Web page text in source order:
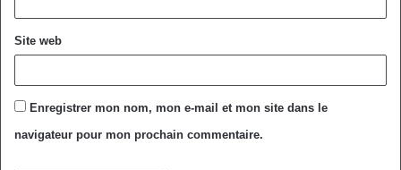
Site web
Enregistrer mon nom, mon e-mail et mon site dans le
navigateur pour mon prochain commentaire.